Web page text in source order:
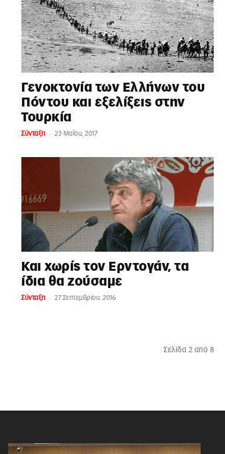
Γενοκτονία των Ελλήνων του
Πόντου και εξελίξεις στην
Τουρκία
Σύνταξη - 23 Μαΐου, 2017
Και χωρίς τον Ερντογάν, τα
ίδια θα ζούσαμε
Σύνταξη - 27 Σεπτεμβρίου, 2016
Σελίδα 2 από 8